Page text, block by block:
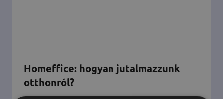
Homeffice: hogyan jutalmazzunk
otthonról?